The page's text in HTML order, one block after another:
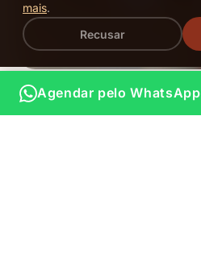
Agendar pelo WhatsApp
mais.
Recusar